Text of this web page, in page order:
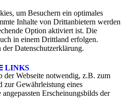
LINKS
um Besuchern ein optimales
Inhalte von Drittanbietern werden
Option aktiviert ist. Die
in einem Drittland erfolgen.
Datenschutzerklärung.
der Webseite notwendig, z.B. zum
zur Gewährleistung eines
Erscheinungsbilds der